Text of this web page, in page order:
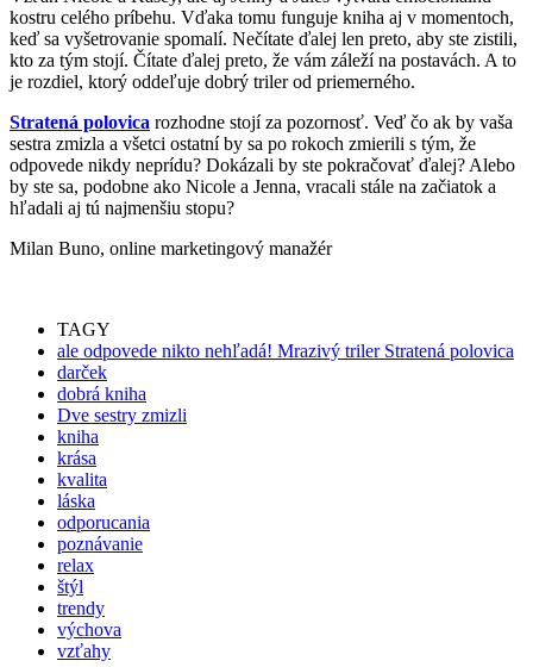
kostru celého príbehu. Vďaka tomu funguje kniha aj v momentoch,
keď sa vyšetrovanie spomalí. Nečítate ďalej len preto, aby ste zistili,
kto za tým stojí. Čítate ďalej preto, že vám záleží na postavách. A to
je rozdiel, ktorý oddeľuje dobrý triler od priemerného.
Stratená polovica rozhodne stojí za pozornosť. Veď čo ak by vaša
sestra zmizla a všetci ostatní by sa po rokoch zmierili s tým, že
odpovede nikdy neprídu? Dokázali by ste pokračovať ďalej? Alebo
by ste sa, podobne ako Nicole a Jenna, vracali stále na začiatok a
hľadali aj tú najmenšiu stopu?
Milan Buno, online marketingový manažér
TAGY
ale odpovede nikto nehľadá! Mrazivý triler Stratená polovica
darček
dobrá kniha
Dve sestry zmizli
kniha
krása
kvalita
láska
odporucania
poznávanie
relax
štýl
trendy
výchova
vzťahy